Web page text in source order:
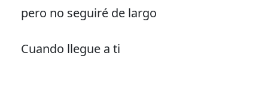
pero no seguiré de largo
Cuando llegue a ti